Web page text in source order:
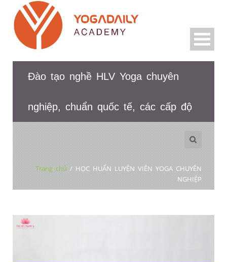
Đào tạo nghề HLV Yoga chuyên
nghiệp, chuẩn quốc tế, các cấp độ
Trang chủ / HỌC HUẤN LUYỆN VIÊN YOGA CHUYÊN
NGHIỆP